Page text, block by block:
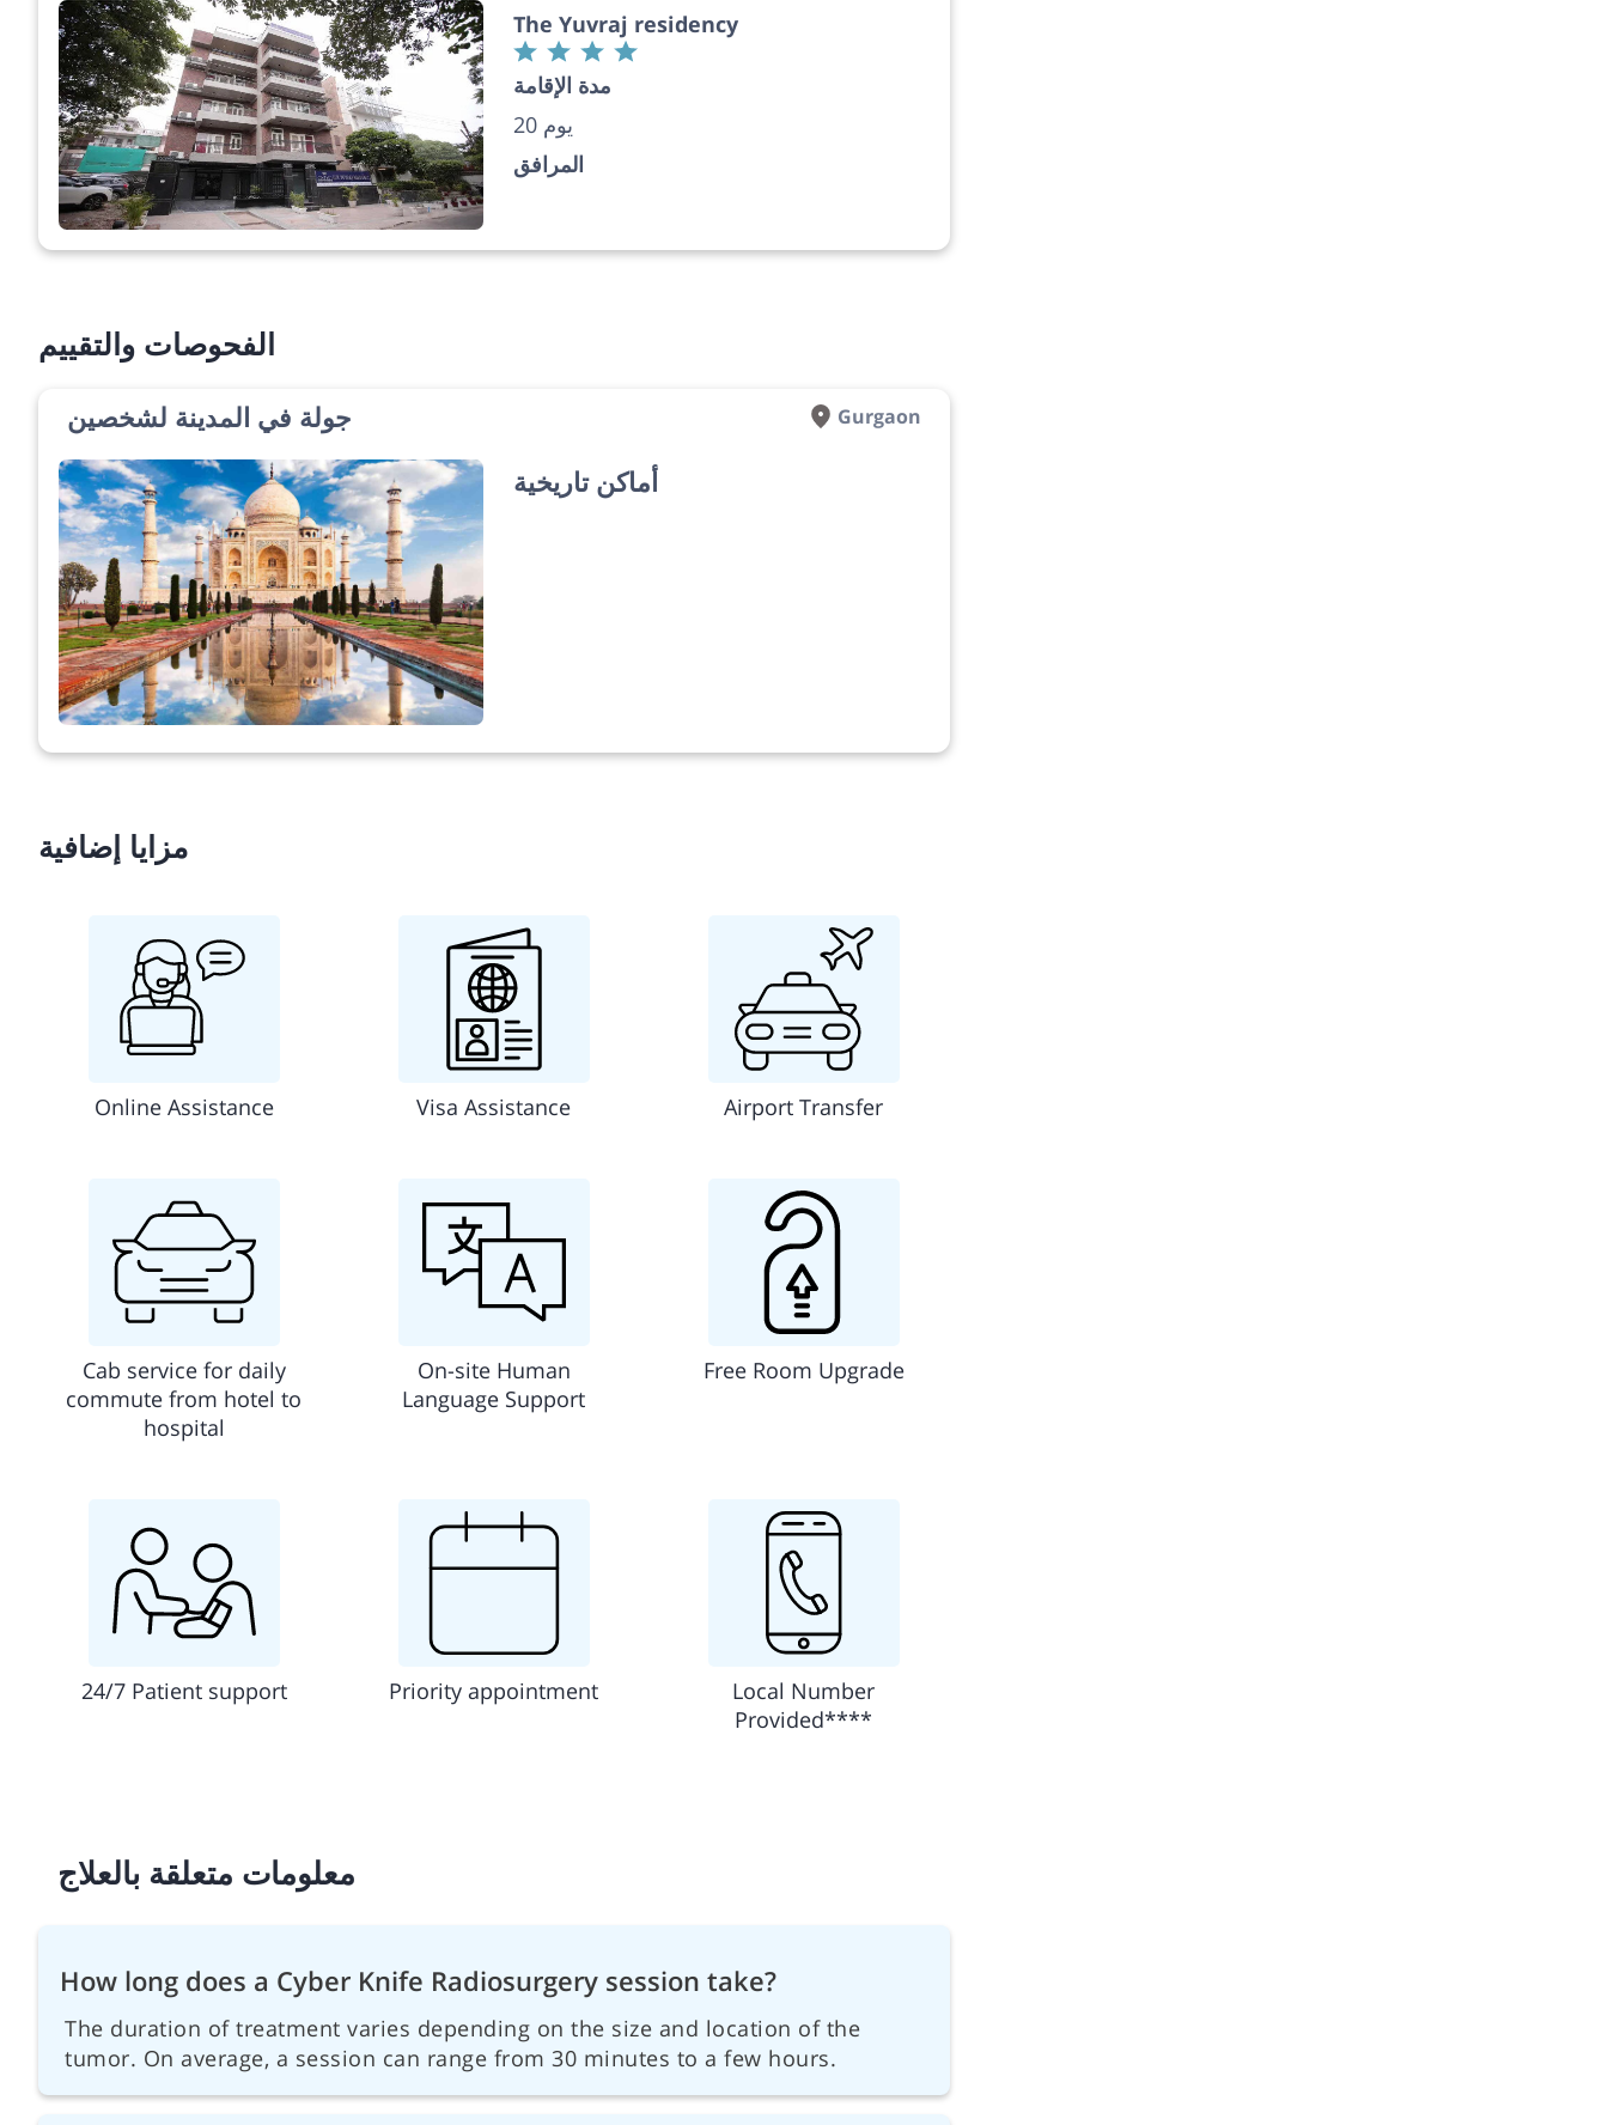
The Yuvraj residency
مدة الإقامة
20 يوم
المرافق
الفحوصات والتقييم
جولة في المدينة لشخصين Gurgaon
أماكن تاريخية
مزايا إضافية
Online Assistance Visa Assistance Airport Transfer
Cab service for daily
commute from hotel to
hospital
On-site Human
Language Support
Free Room Upgrade
24/7 Patient support Priority appointment
Local Number
Provided****
معلومات متعلقة بالعلاج
How long does a Cyber Knife Radiosurgery session take?
The duration of treatment varies depending on the size and location of the
tumor. On average, a session can range from 30 minutes to a few hours.